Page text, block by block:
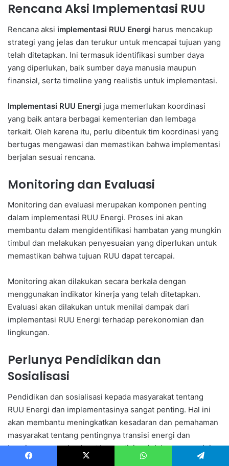
Rencana Aksi Implementasi RUU
Rencana aksi implementasi RUU Energi harus mencakup
strategi yang jelas dan terukur untuk mencapai tujuan yang
telah ditetapkan. Ini termasuk identifikasi sumber daya
yang diperlukan, baik sumber daya manusia maupun
finansial, serta timeline yang realistis untuk implementasi.
Implementasi RUU Energi juga memerlukan koordinasi
yang baik antara berbagai kementerian dan lembaga
terkait. Oleh karena itu, perlu dibentuk tim koordinasi yang
bertugas mengawasi dan memastikan bahwa implementasi
berjalan sesuai rencana.
Monitoring dan Evaluasi
Monitoring dan evaluasi merupakan komponen penting
dalam implementasi RUU Energi. Proses ini akan
membantu dalam mengidentifikasi hambatan yang mungkin
timbul dan melakukan penyesuaian yang diperlukan untuk
memastikan bahwa tujuan RUU dapat tercapai.
Monitoring akan dilakukan secara berkala dengan
menggunakan indikator kinerja yang telah ditetapkan.
Evaluasi akan dilakukan untuk menilai dampak dari
implementasi RUU Energi terhadap perekonomian dan
lingkungan.
Perlunya Pendidikan dan
Sosialisasi
Pendidikan dan sosialisasi kepada masyarakat tentang
RUU Energi dan implementasinya sangat penting. Hal ini
akan membantu meningkatkan kesadaran dan pemahaman
masyarakat tentang pentingnya transisi energi dan
bagaimana mereka dapat berpartisipasi dalam proses ini.